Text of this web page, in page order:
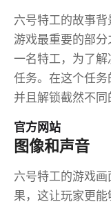
六号特工的故事
游戏最重要的部
一名特工，为了
任务。在这个任务
并且解锁截然不同
官方网站
图像和声音
六号特工的游戏
果，这让玩家更